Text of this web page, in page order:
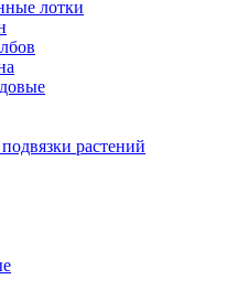
лотки
растений